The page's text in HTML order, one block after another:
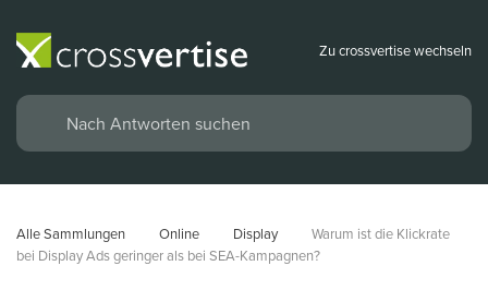
Zu crossvertise wechseln
Alle Sammlungen Online Display
Warum ist die Klickrate
bei Display Ads geringer als bei SEA-Kampagnen?